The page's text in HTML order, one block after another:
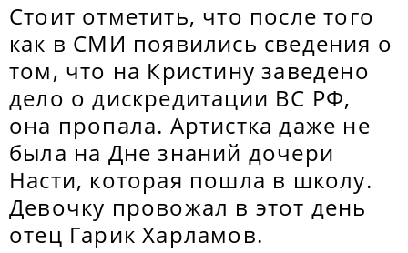
Стоит отметить, что после того
как в СМИ появились сведения о
том, что на Кристину заведено
дело о дискредитации ВС РФ,
она пропала. Артистка даже не
была на Дне знаний дочери
Насти, которая пошла в школу.
Девочку провожал в этот день
отец Гарик Харламов.